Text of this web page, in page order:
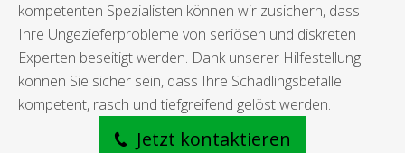
kompetenten Spezialisten können wir zusichern, dass
Ihre Ungezieferprobleme von seriösen und diskreten
Experten beseitigt werden. Dank unserer Hilfestellung
können Sie sicher sein, dass Ihre Schädlingsbefälle
kompetent, rasch und tiefgreifend gelöst werden.
Jetzt kontaktieren